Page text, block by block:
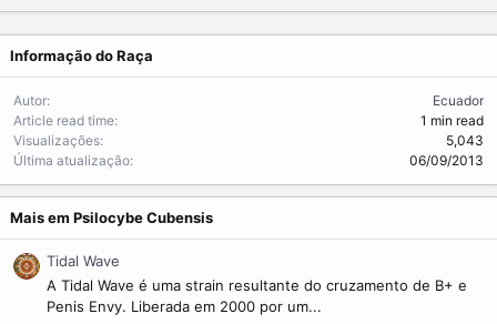
Informação do Raça
Autor
Ecuador
Article read time
1 min read
Visualizações
5,043
Última atualização
06/09/2013
Mais em Psilocybe Cubensis
Tidal Wave
A Tidal Wave é uma strain resultante do cruzamento de B+ e
Penis Envy. Liberada em 2000 por um...